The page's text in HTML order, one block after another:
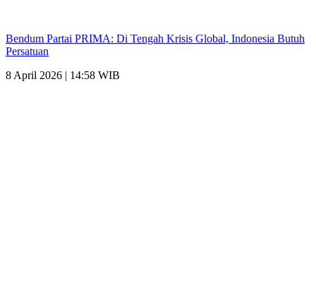
Bendum Partai PRIMA: Di Tengah Krisis Global, Indonesia Butuh
Persatuan
8 April 2026 | 14:58 WIB